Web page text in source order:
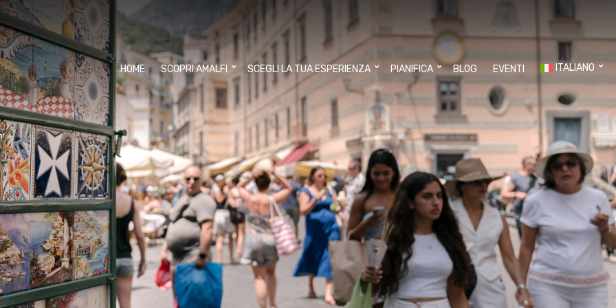
HOME SCOPRI AMALFI SCEGLI LA TUA ESPERIENZA PIANIFICA BLOG EVENTI ITALIANO